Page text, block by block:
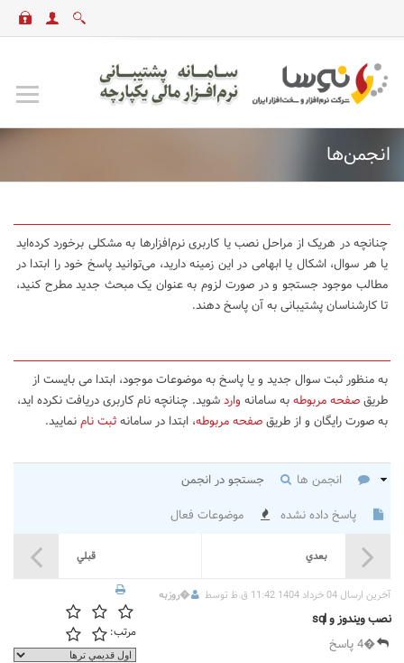
انجمن‌ها
چنانچه در هریک از مراحل نصب یا کاربری نرم‌افزارها به مشکلی برخورد کرده‌اید
یا هر سوال، اشکال یا ابهامی در این زمینه دارید، می‌توانید پاسخ خود را ابتدا در
مطالب موجود جستجو و در صورت لزوم به عنوان یک مبحث جدید مطرح کنید،
تا کارشناسان پشتیبانی به آن پاسخ دهند.
به منظور ثبت سوال جدید و یا پاسخ به موضوعات موجود، ابتدا می بایست از
طریقصفحه مربوطهبه سامانه واردشوید. چنانچه نام کاربری دریافت نکرده اید،
به صورت رایگان و از طریقصفحه مربوطه، ابتدا در سامانهثبت نامنمایید.
انجمن ها
جستجو در انجمن
پاسخ داده نشده
موضوعات فعال
قبلي بعدي
آخرين ارسال 04 خرداد 1404 11:42 ق.ظ توسط �روزبه
نصب ویندوز و sql
�4 پاسخ
مرتب: